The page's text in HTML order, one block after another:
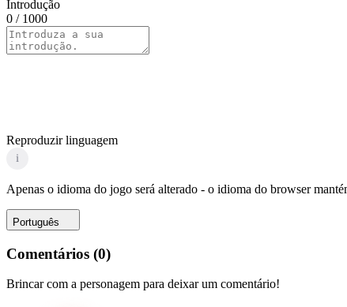
Introdução
0 / 1000
Reproduzir linguagem
i
Apenas o idioma do jogo será alterado - o idioma do browser
Português
Comentários (0)
Brincar com a personagem para deixar um comentário!